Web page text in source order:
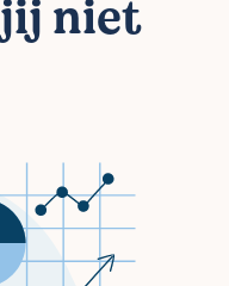
niet